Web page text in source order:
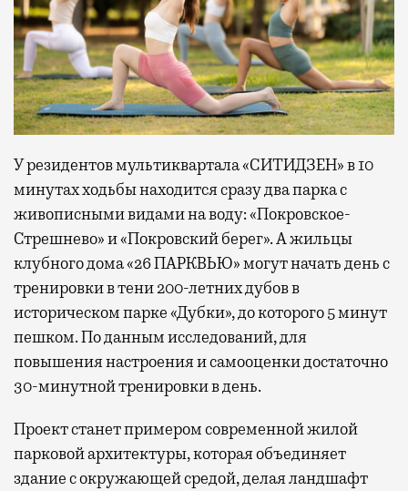
У резидентов мультиквартала «СИТИДЗЕН» в 10
минутах ходьбы находится сразу два парка с
живописными видами на воду: «Покровское-
Стрешнево» и «Покровский берег». А жильцы
клубного дома «26 ПАРКВЬЮ» могут начать день с
тренировки в тени 200-летних дубов в
историческом парке «Дубки», до которого 5 минут
пешком. По данным исследований, для
повышения настроения и самооценки достаточно
30-минутной тренировки в день.
Проект станет примером современной жилой
парковой архитектуры, которая объединяет
здание с окружающей средой, делая ландшафт